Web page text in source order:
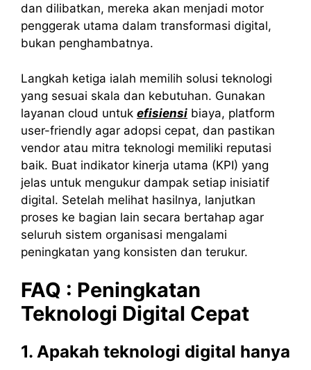
dan dilibatkan, mereka akan menjadi motor
penggerak utama dalam transformasi digital,
bukan penghambatnya.
Langkah ketiga ialah memilih solusi teknologi
yang sesuai skala dan kebutuhan. Gunakan
layanan cloud untuk efisiensi biaya, platform
user-friendly agar adopsi cepat, dan pastikan
vendor atau mitra teknologi memiliki reputasi
baik. Buat indikator kinerja utama (KPI) yang
jelas untuk mengukur dampak setiap inisiatif
digital. Setelah melihat hasilnya, lanjutkan
proses ke bagian lain secara bertahap agar
seluruh sistem organisasi mengalami
peningkatan yang konsisten dan terukur.
FAQ : Peningkatan
Teknologi Digital Cepat
1. Apakah teknologi digital hanya